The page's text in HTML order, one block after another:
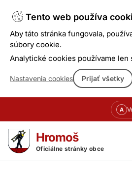
Tento web používa
Aby táto stránka fungovala,
súbory cookie.
Analytické cookies používame len
Nastavenia cookies Prijať všetky
obsahu
A
Hromoš
Oficiálne stránky obce